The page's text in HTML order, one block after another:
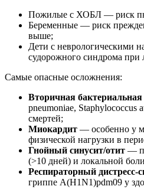
Пожилые с ХОБЛ — риск
Беременные — риск
выше;
Дети с неврологическими
судорожного синдрома при
Самые опасные осложнения:
Вторичная
pneumoniae, Staphylococcus
смертей;
Миокардит — особенно у
физической нагрузки в
Гнойный синусит/отит —
(>10 дней) и локальной
Респираторный дистресс-
гриппе A(H1N1)pdm09 у